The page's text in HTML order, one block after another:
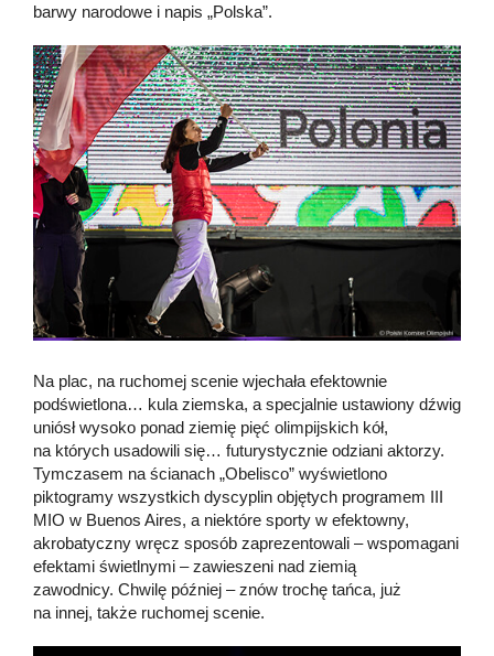
barwy narodowe i napis „Polska”.
Na plac, na ruchomej scenie wjechała efektownie
podświetlona… kula ziemska, a specjalnie ustawiony dźwig
uniósł wysoko ponad ziemię pięć olimpijskich kół,
na których usadowili się… futurystycznie odziani aktorzy.
Tymczasem na ścianach „Obelisco” wyświetlono
piktogramy wszystkich dyscyplin objętych programem III
MIO w Buenos Aires, a niektóre sporty w efektowny,
akrobatyczny wręcz sposób zaprezentowali – wspomagani
efektami świetlnymi – zawieszeni nad ziemią
zawodnicy. Chwilę później – znów trochę tańca, już
na innej, także ruchomej scenie.